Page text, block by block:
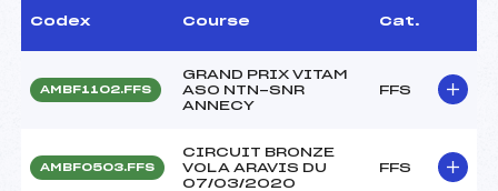
Codex Course Cat.
AMBF1102.FFS
GRAND PRIX VITAM
ASO NTN-SNR
ANNECY
FFS
AMBF0503.FFS
CIRCUIT BRONZE
VOLA ARAVIS DU
07/03/2020
FFS